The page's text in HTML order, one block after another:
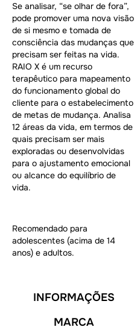
INFORMAÇÕES
MARCA
Se analisar, “se olhar de fora”,
pode promover uma nova visão
de si mesmo e tomada de
consciência das mudanças que
precisam ser feitas na vida.
RAIO X é um recurso
terapêutico para mapeamento
do funcionamento global do
cliente para o estabelecimento
de metas de mudança. Analisa
12 áreas da vida, em termos de
quais precisam ser mais
exploradas ou desenvolvidas
para o ajustamento emocional
ou alcance do equilíbrio de
vida.
Recomendado para
adolescentes (acima de 14
anos) e adultos.